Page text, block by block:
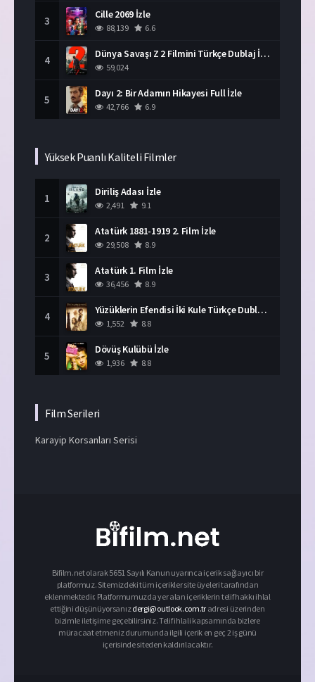
3 Cille 2069 İzle
88,139 6.6
4 Dünya Savaşı Z 2 Filmini Türkçe Dublaj İzle
59,024
5 Dayı 2: Bir Adamın Hikayesi Full İzle
42,766 6.9
Yüksek Puanlı Kaliteli Filmler
1 Diriliş Adası İzle
2,491 9.1
2 Atatürk 1881-1919 2. Film İzle
29,508 8.9
3 Atatürk 1. Film İzle
36,456 8.9
4 Yüzüklerin Efendisi İki Kule Türkçe Dublaj İzle
1,552 8.8
5 Dövüş Kulübü İzle
1,936 8.8
Film Serileri
Karayip Korsanları Serisi
Bifilm.net olarak 5651 Sayılı Kanun uyarınca içerik sağlayıcı bir
platformuz. Sitemizdeki tüm içerikler site üyeleri tarafından
eklenmektedir. Platformumuzda yer alan içeriklerin telif hakkı ihlal
ettiğini düşünüyorsanızdergi@outlook.com.tr adresi üzerinden
bizimle iletişime geçebilirsiniz. Telif ihlali kapsamında bizlere
müracaat etmeniz durumunda ilgili içerik en geç 2 iş günü
içerisinde siteden kaldırılacaktır.